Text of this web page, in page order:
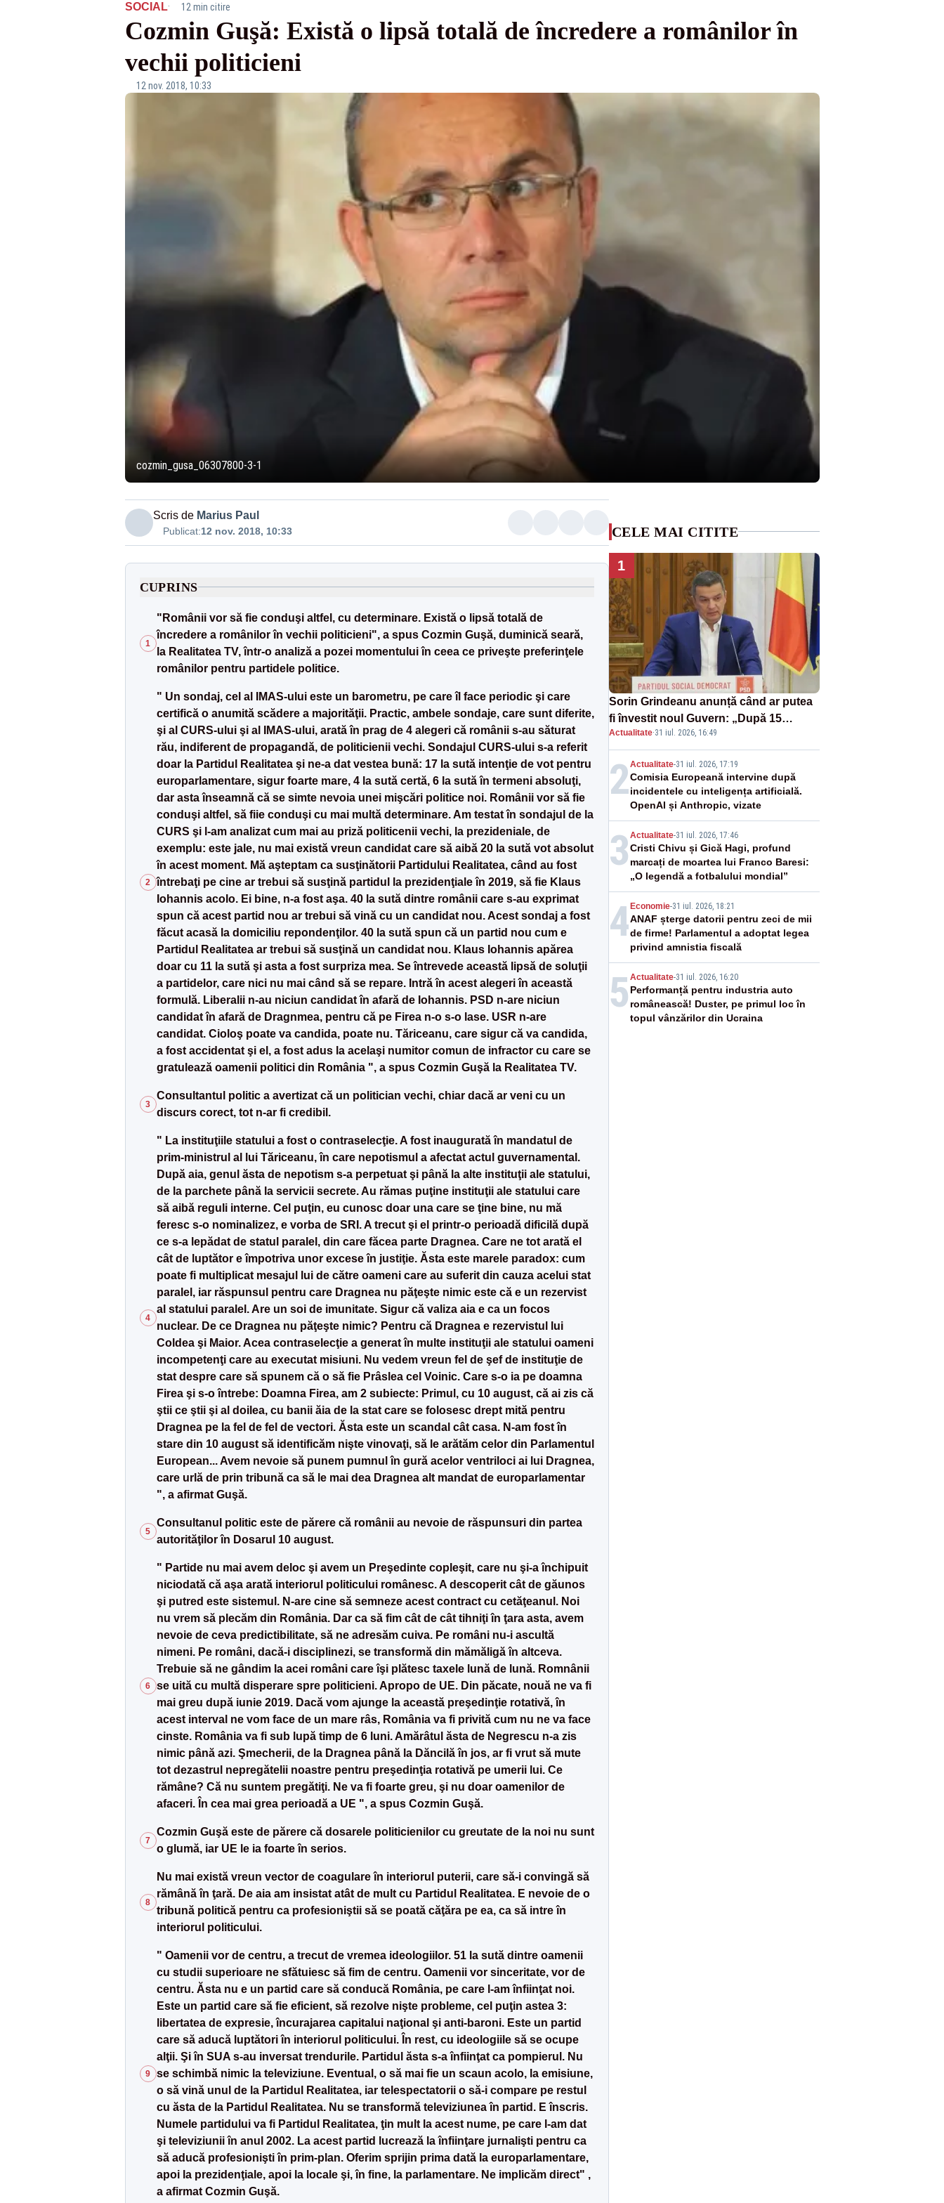
SOCIAL· 12 min citire
Cozmin Guşă: Există o lipsă totală de încredere a românilor în
vechii politicieni
12 nov. 2018, 10:33
cozmin_gusa_06307800-3-1
Scris de Marius Paul
Publicat:12 nov. 2018, 10:33
CUPRINS
1
"Românii vor să fie conduşi altfel, cu determinare. Există o lipsă totală de
încredere a românilor în vechii politicieni", a spus Cozmin Guşă, duminică seară,
la Realitatea TV, într-o analiză a pozei momentului în ceea ce priveşte preferinţele
românilor pentru partidele politice.
2
" Un sondaj, cel al IMAS-ului este un barometru, pe care îl face periodic şi care
certifică o anumită scădere a majorităţii. Practic, ambele sondaje, care sunt diferite,
şi al CURS-ului şi al IMAS-ului, arată în prag de 4 alegeri că românii s-au săturat
rău, indiferent de propagandă, de politicienii vechi. Sondajul CURS-ului s-a referit
doar la Partidul Realitatea şi ne-a dat vestea bună: 17 la sută intenţie de vot pentru
europarlamentare, sigur foarte mare, 4 la sută certă, 6 la sută în termeni absoluţi,
dar asta înseamnă că se simte nevoia unei mişcări politice noi. Românii vor să fie
conduşi altfel, să fiie conduşi cu mai multă determinare. Am testat în sondajul de la
CURS şi l-am analizat cum mai au priză politicenii vechi, la prezideniale, de
exemplu: este jale, nu mai există vreun candidat care să aibă 20 la sută vot absolut
în acest moment. Mă aşteptam ca susţinătorii Partidului Realitatea, când au fost
întrebaţi pe cine ar trebui să susţină partidul la prezidenţiale în 2019, să fie Klaus
Iohannis acolo. Ei bine, n-a fost aşa. 40 la sută dintre românii care s-au exprimat
spun că acest partid nou ar trebui să vină cu un candidat nou. Acest sondaj a fost
făcut acasă la domiciliu repondenţilor. 40 la sută spun că un partid nou cum e
Partidul Realitatea ar trebui să susţină un candidat nou. Klaus Iohannis apărea
doar cu 11 la sută şi asta a fost surpriza mea. Se întrevede această lipsă de soluţii
a partidelor, care nici nu mai când să se repare. Intră în acest alegeri în această
formulă. Liberalii n-au niciun candidat în afară de Iohannis. PSD n-are niciun
candidat în afară de Dragnmea, pentru că pe Firea n-o s-o lase. USR n-are
candidat. Cioloş poate va candida, poate nu. Tăriceanu, care sigur că va candida,
a fost accidentat şi el, a fost adus la acelaşi numitor comun de infractor cu care se
gratulează oamenii politici din România ", a spus Cozmin Guşă la Realitatea TV.
3
Consultantul politic a avertizat că un politician vechi, chiar dacă ar veni cu un
discurs corect, tot n-ar fi credibil.
4
" La instituţiile statului a fost o contraselecţie. A fost inaugurată în mandatul de
prim-ministrul al lui Tăriceanu, în care nepotismul a afectat actul guvernamental.
După aia, genul ăsta de nepotism s-a perpetuat şi până la alte instituţii ale statului,
de la parchete până la servicii secrete. Au rămas puţine instituţii ale statului care
să aibă reguli interne. Cel puţin, eu cunosc doar una care se ţine bine, nu mă
feresc s-o nominalizez, e vorba de SRI. A trecut şi el printr-o perioadă dificilă după
ce s-a lepădat de statul paralel, din care făcea parte Dragnea. Care ne tot arată el
cât de luptător e împotriva unor excese în justiţie. Ăsta este marele paradox: cum
poate fi multiplicat mesajul lui de către oameni care au suferit din cauza acelui stat
paralel, iar răspunsul pentru care Dragnea nu păţeşte nimic este că e un rezervist
al statului paralel. Are un soi de imunitate. Sigur că valiza aia e ca un focos
nuclear. De ce Dragnea nu păţeşte nimic? Pentru că Dragnea e rezervistul lui
Coldea şi Maior. Acea contraselecţie a generat în multe instituţii ale statului oameni
incompetenţi care au executat misiuni. Nu vedem vreun fel de şef de instituţie de
stat despre care să spunem că o să fie Prâslea cel Voinic. Care s-o ia pe doamna
Firea şi s-o întrebe: Doamna Firea, am 2 subiecte: Primul, cu 10 august, că ai zis că
ştii ce ştii şi al doilea, cu banii ăia de la stat care se folosesc drept mită pentru
Dragnea pe la fel de fel de vectori. Ăsta este un scandal cât casa. N-am fost în
stare din 10 august să identificăm nişte vinovaţi, să le arătăm celor din Parlamentul
European... Avem nevoie să punem pumnul în gură acelor ventriloci ai lui Dragnea,
care urlă de prin tribună ca să le mai dea Dragnea alt mandat de europarlamentar
", a afirmat Guşă.
5
Consultanul politic este de părere că românii au nevoie de răspunsuri din partea
autorităţilor în Dosarul 10 august.
6
" Partide nu mai avem deloc şi avem un Preşedinte copleşit, care nu şi-a închipuit
niciodată că aşa arată interiorul politicului românesc. A descoperit cât de găunos
şi putred este sistemul. N-are cine să semneze acest contract cu cetăţeanul. Noi
nu vrem să plecăm din România. Dar ca să fim cât de cât tihniţi în ţara asta, avem
nevoie de ceva predictibilitate, să ne adresăm cuiva. Pe români nu-i ascultă
nimeni. Pe români, dacă-i disciplinezi, se transformă din mămăligă în altceva.
Trebuie să ne gândim la acei români care îşi plătesc taxele lună de lună. Romnânii
se uită cu multă disperare spre politicieni. Apropo de UE. Din păcate, nouă ne va fi
mai greu după iunie 2019. Dacă vom ajunge la această preşedinţie rotativă, în
acest interval ne vom face de un mare râs, România va fi privită cum nu ne va face
cinste. România va fi sub lupă timp de 6 luni. Amărâtul ăsta de Negrescu n-a zis
nimic până azi. Şmecherii, de la Dragnea până la Dăncilă în jos, ar fi vrut să mute
tot dezastrul nepregătelii noastre pentru preşedinţia rotativă pe umerii lui. Ce
rămâne? Că nu suntem pregătiţi. Ne va fi foarte greu, şi nu doar oamenilor de
afaceri. În cea mai grea perioadă a UE ", a spus Cozmin Guşă.
7
Cozmin Guşă este de părere că dosarele politicienilor cu greutate de la noi nu sunt
o glumă, iar UE le ia foarte în serios.
8
Nu mai există vreun vector de coagulare în interiorul puterii, care să-i convingă să
rămână în ţară. De aia am insistat atât de mult cu Partidul Realitatea. E nevoie de o
tribună politică pentru ca profesioniştii să se poată căţăra pe ea, ca să intre în
interiorul politicului.
9
" Oamenii vor de centru, a trecut de vremea ideologiilor. 51 la sută dintre oamenii
cu studii superioare ne sfătuiesc să fim de centru. Oamenii vor sinceritate, vor de
centru. Ăsta nu e un partid care să conducă România, pe care l-am înfiinţat noi.
Este un partid care să fie eficient, să rezolve nişte probleme, cel puţin astea 3:
libertatea de expresie, încurajarea capitalui naţional şi anti-baroni. Este un partid
care să aducă luptători în interiorul politicului. În rest, cu ideologiile să se ocupe
alţii. Şi în SUA s-au inversat trendurile. Partidul ăsta s-a înfiinţat ca pompierul. Nu
se schimbă nimic la televiziune. Eventual, o să mai fie un scaun acolo, la emisiune,
o să vină unul de la Partidul Realitatea, iar telespectatorii o să-i compare pe restul
cu ăsta de la Partidul Realitatea. Nu se transformă televiziunea în partid. E înscris.
Numele partidului va fi Partidul Realitatea, ţin mult la acest nume, pe care l-am dat
şi televiziunii în anul 2002. La acest partid lucrează la înfiinţare jurnalişti pentru ca
să aducă profesionişti în prim-plan. Oferim sprijin prima dată la europarlamentare,
apoi la prezidenţiale, apoi la locale şi, în fine, la parlamentare. Ne implicăm direct" ,
a afirmat Cozmin Guşă.
CELE MAI CITITE
1
Sorin Grindeanu anunță când ar putea
fi învestit noul Guvern: „După 15
august sunt șanse mai mari”
Actualitate·31 iul. 2026, 16:49
2Actualitate-31 iul. 2026, 17:19
Comisia Europeană intervine după
incidentele cu inteligența artificială.
OpenAI și Anthropic, vizate
3 Actualitate-31 iul. 2026, 17:46
Cristi Chivu și Gică Hagi, profund
marcați de moartea lui Franco Baresi:
„O legendă a fotbalului mondial”
4Economie-31 iul. 2026, 18:21
ANAF șterge datorii pentru zeci de mii
de firme! Parlamentul a adoptat legea
privind amnistia fiscală
5 Actualitate-31 iul. 2026, 16:20
Performanță pentru industria auto
românească! Duster, pe primul loc în
topul vânzărilor din Ucraina